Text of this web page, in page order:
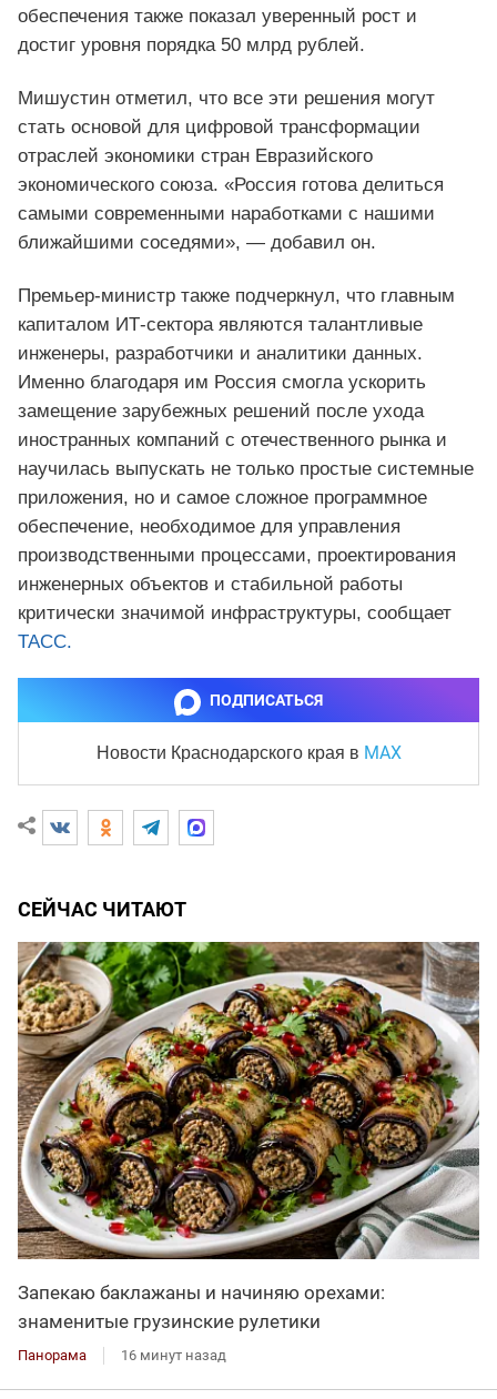
обеспечения также показал уверенный рост и
достиг уровня порядка 50 млрд рублей.
Мишустин отметил, что все эти решения могут
стать основой для цифровой трансформации
отраслей экономики стран Евразийского
экономического союза. «Россия готова делиться
самыми современными наработками с нашими
ближайшими соседями», — добавил он.
Премьер-министр также подчеркнул, что главным
капиталом ИТ-сектора являются талантливые
инженеры, разработчики и аналитики данных.
Именно благодаря им Россия смогла ускорить
замещение зарубежных решений после ухода
иностранных компаний с отечественного рынка и
научилась выпускать не только простые системные
приложения, но и самое сложное программное
обеспечение, необходимое для управления
производственными процессами, проектирования
инженерных объектов и стабильной работы
критически значимой инфраструктуры, сообщает
ТАСС.
ПОДПИСАТЬСЯ
Новости Краснодарского края в MAX
СЕЙЧАС ЧИТАЮТ
Запекаю баклажаны и начиняю орехами:
знаменитые грузинские рулетики
Панорама 16 минут назад